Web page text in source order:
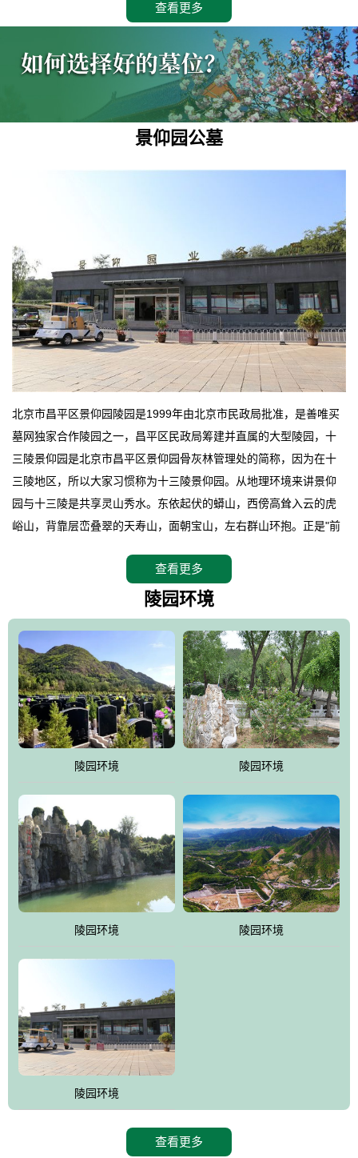
查看更多
景仰园公墓
北京市昌平区景仰园陵园是1999年由北京市民政局批准，是善唯买
墓网独家合作陵园之一，昌平区民政局筹建并直属的大型陵园，十
三陵景仰园是北京市昌平区景仰园骨灰林管理处的简称，因为在十
三陵地区，所以大家习惯称为十三陵景仰园。从地理环境来讲景仰
园与十三陵是共享灵山秀水。东依起伏的蟒山，西傍高耸入云的虎
峪山，背靠层峦叠翠的天寿山，面朝宝山，左右群山环抱。正是"前
座陵园地处天寿山的环抱之中，四周群山若封似闭，层峦叠翠，秋
天枫叶艳红欲滴，冬天银装素裹分外妖娆！南面隔山而望的正是著
赞叹："景仰园真乃浑然天成的人生后花园！"陵区内草木茂盛，灵气
盎然，既有山川大聚的龙脉气魄，又有藏风得水的宝密形局。十三
陵是世间稀有的地形宝地，也是我们让逝者回归自然的首选墓葬之
灵穴，安息之宝地。
查看更多
陵园环境
陵园环境 陵园环境
陵园环境 陵园环境
陵园环境
查看更多